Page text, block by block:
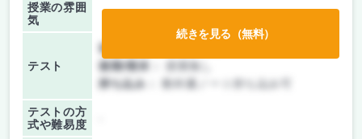
授業の雰囲
気
テスト
前期/中間：
後期/期末：
授業無し
持ち込み：
教科書ノート持ち込み可
テストの方
式や難易度
続きを見る（無料）